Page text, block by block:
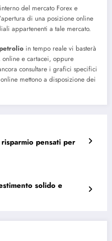
del mercato Forex e
di una posizione online
appartenenti a tale mercato.
in tempo reale vi basterà
e cartacei, oppure
consultare i grafici specifici
mettono a disposizione dei
pensati per
solido e